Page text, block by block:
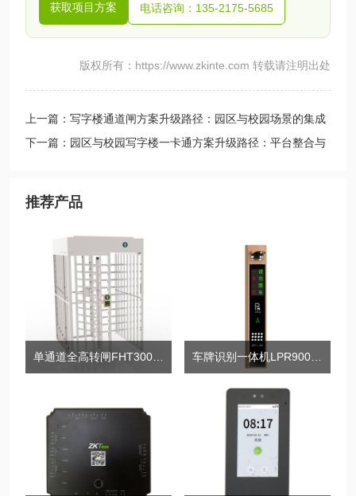
获取项目方案
电话咨询：135-2175-5685
版权所有：https://www.zkinte.com 转载请注明出处
上一篇：写字楼通道闸方案升级路径：园区与校园场景的集成
改造
下一篇：园区与校园写字楼一卡通方案升级路径：平台整合与
推荐产品